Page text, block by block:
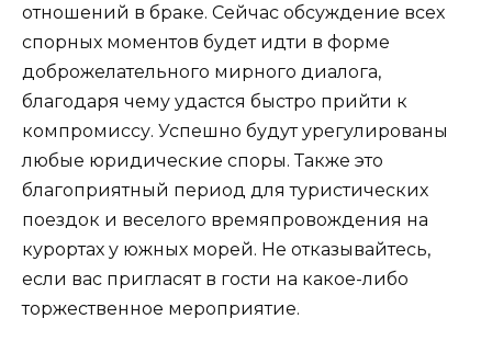
отношений в браке. Сейчас обсуждение всех
спорных моментов будет идти в форме
доброжелательного мирного диалога,
благодаря чему удастся быстро прийти к
компромиссу. Успешно будут урегулированы
любые юридические споры. Также это
благоприятный период для туристических
поездок и веселого времяпровождения на
курортах у южных морей. Не отказывайтесь,
если вас пригласят в гости на какое-либо
торжественное мероприятие.